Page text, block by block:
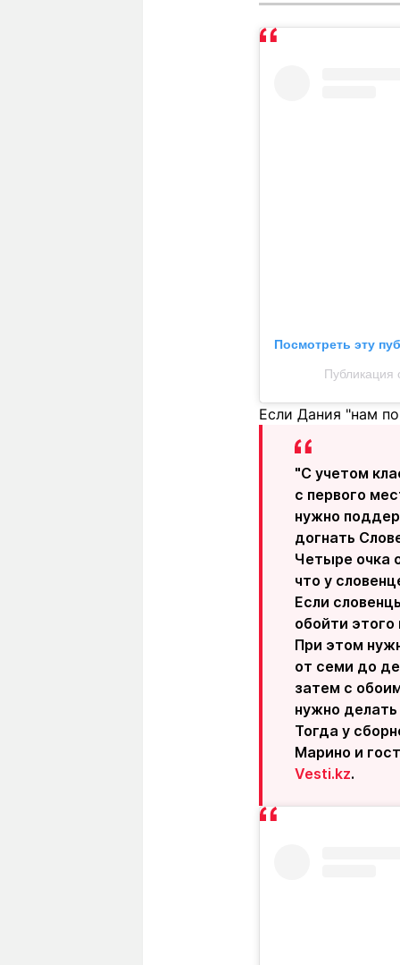
Посмотреть эту
Публикация
Если Дания "нам
"С учетом
с первого
нужно
догнать
Четыре очка
что у
Если
обойти этого
При этом
от семи до
затем с
нужно
Тогда у
Марино и
Vesti.kz.